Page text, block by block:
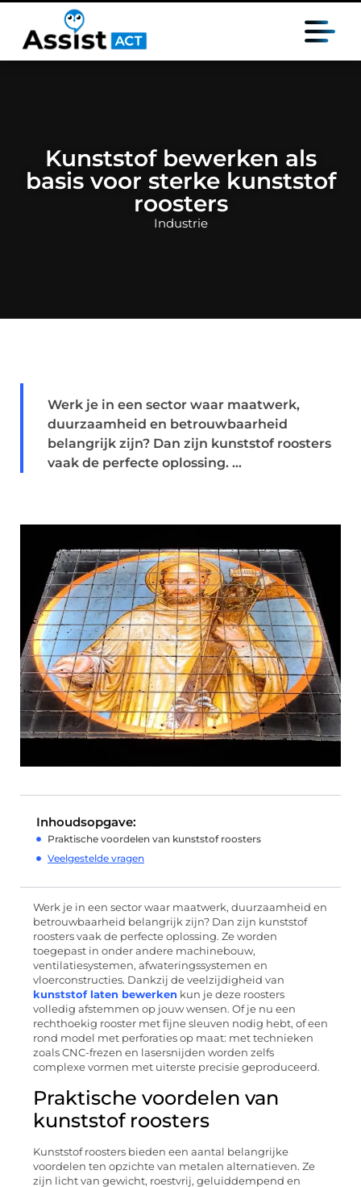
Kunststof bewerken als
basis voor sterke kunststof
roosters
Industrie
Werk je in een sector waar maatwerk,
duurzaamheid en betrouwbaarheid
belangrijk zijn? Dan zijn kunststof roosters
vaak de perfecte oplossing. ...
Inhoudsopgave:
Praktische voordelen van kunststof roosters
Veelgestelde vragen
Werk je in een sector waar maatwerk, duurzaamheid en
betrouwbaarheid belangrijk zijn? Dan zijn kunststof
roosters vaak de perfecte oplossing. Ze worden
toegepast in onder andere machinebouw,
ventilatiesystemen, afwateringssystemen en
vloerconstructies. Dankzij de veelzijdigheid van
kunststof laten bewerken kun je deze roosters
volledig afstemmen op jouw wensen. Of je nu een
rechthoekig rooster met fijne sleuven nodig hebt, of een
rond model met perforaties op maat: met technieken
zoals CNC-frezen en lasersnijden worden zelfs
complexe vormen met uiterste precisie geproduceerd.
Praktische voordelen van
kunststof roosters
Kunststof roosters bieden een aantal belangrijke
voordelen ten opzichte van metalen alternatieven. Ze
zijn licht van gewicht, roestvrij, geluiddempend en